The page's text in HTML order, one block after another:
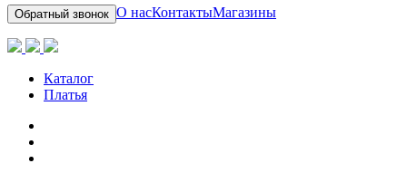
Обратный звонок О насКонтактыМагазины
Каталог
Платья